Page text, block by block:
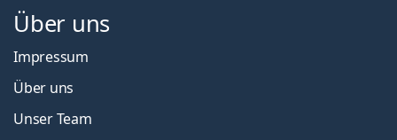
Über uns
Impressum
Über uns
Unser Team